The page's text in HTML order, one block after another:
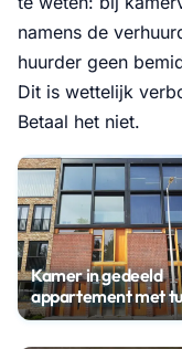
namens de
huurder geen
Dit is wettelijk
Betaal het niet.
Kamer in gedeeld
appartement met